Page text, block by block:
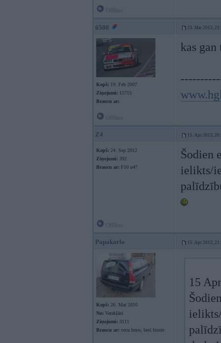
6500 23. Mar 2013,
Kopš: 19. Feb 2007
Ziņojumi: 15715
Braucu ar:
kas
Z4 15. Apr 2013,
Kopš: 24. Sep 2012
Ziņojumi: 392
Braucu ar: F10 n47
Šodien
ielikts/
Papakarlo 15. Apr 2013,
Kopš: 26. Mar 2010
No: Varakļāni
Ziņojumi: 3111
Braucu ar: vecu bmw, besī biezie
15